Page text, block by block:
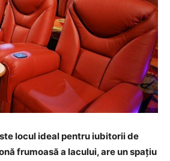
locul ideal pentru iubitorii de
frumoasă a lacului, are un spațiu